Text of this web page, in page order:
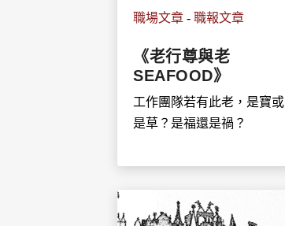
職場文章 -職報文章
《老行尊與老
SEAFOOD》
工作團隊若有此老，是寶或
是草？是福還是禍？